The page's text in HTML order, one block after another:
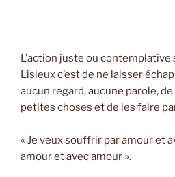
L’action juste ou contemplative
Lisieux c’est de ne laisser
aucun regard, aucune parole,
petites choses et de les faire
« Je veux souffrir par amour et
amour et avec amour ».